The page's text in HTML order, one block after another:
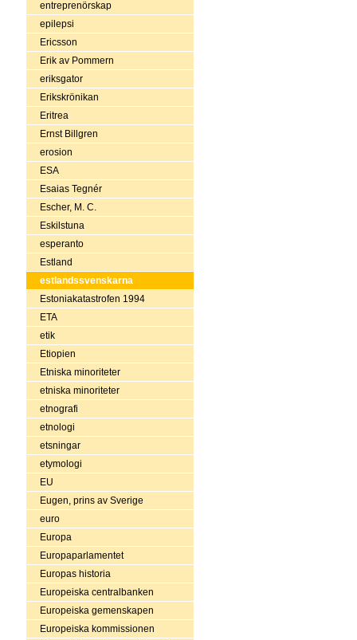
entreprenörskap
epilepsi
Ericsson
Erik av Pommern
eriksgator
Erikskrönikan
Eritrea
Ernst Billgren
erosion
ESA
Esaias Tegnér
Escher, M. C.
Eskilstuna
esperanto
Estland
estlandssvenskarna
Estoniakatastrofen 1994
ETA
etik
Etiopien
Etniska minoriteter
etniska minoriteter
etnografi
etnologi
etsningar
etymologi
EU
Eugen, prins av Sverige
euro
Europa
Europaparlamentet
Europas historia
Europeiska centralbanken
Europeiska gemenskapen
Europeiska kommissionen